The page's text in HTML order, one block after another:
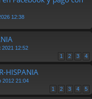
12:38
2021 12:52
1 2 3 4
HISPANIA
2012 21:04
1 2 3 4 5